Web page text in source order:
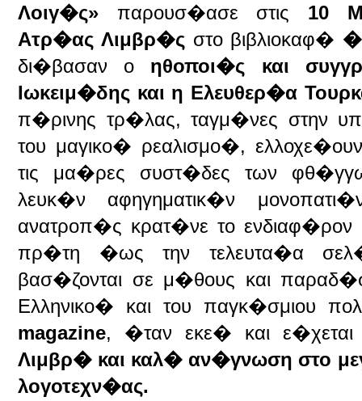
Λοιγ�ς» παρουσ�ασε στις 10
Ατρ�ας Λιμβρ�ςστο βιβλιοκαφ�
δι�βασαν ο ηθοποι�ς και
Ιωκειμ�δης και η Ελευθερ�α
π�ρινης τρ�λας, ταγμ�νες στην
του μαγικο� ρεαλισμο�,
τις μα�ρες συστ�δες των
λευκ�ν αφηγηματικ�ν
ανατροπ�ς κρατ�νε το
πρ�τη �ως την τελευτα�α
βασ�ζονται σε μ�θους και
Ελληνικο� και του παγκ�σμιου
magazine, �ταν εκε� και
Λιμβρ� και καλ� αν�γνωση στο
λογοτεχν�ας.